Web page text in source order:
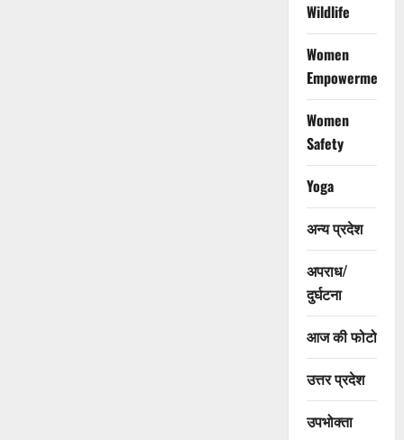
Wildlife
Women
Empowerment
Women
Safety
Yoga
अन्य प्रदेश
अपराध/
दुर्घटना
आज की फोटो
उत्तर प्रदेश
उपभोक्ता